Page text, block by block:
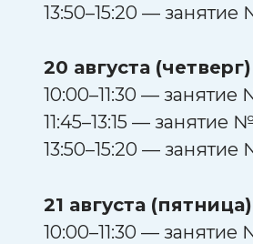
13:50–15:20 — занятие
20 августа (четверг)
10:00–11:30 — занятие
11:45–13:15 — занятие
13:50–15:20 — занятие
21 августа (пятница)
10:00–11:30 — занятие